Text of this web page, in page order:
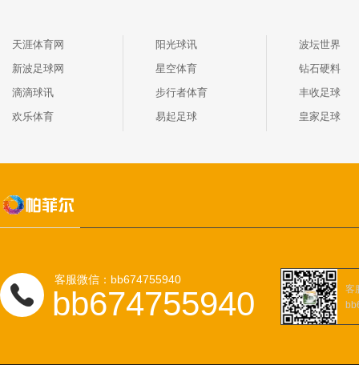
天涯体育网 阳光球讯
波坛世界
新波足球网
星空体育
钻石硬料
滴滴球讯
步行者体育
丰收足球
欢乐体育
易起足球 皇家足球
客服微信：bb674755940
bb674755940
客